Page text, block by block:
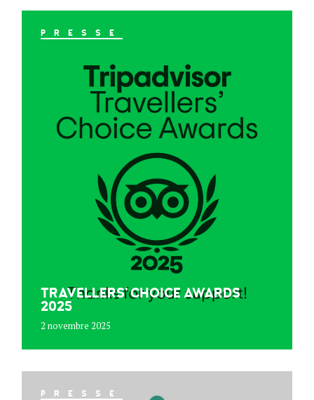
PRESSE
TRAVELLERS’ CHOICE AWARDS
2025
2 novembre 2025
PRESSE